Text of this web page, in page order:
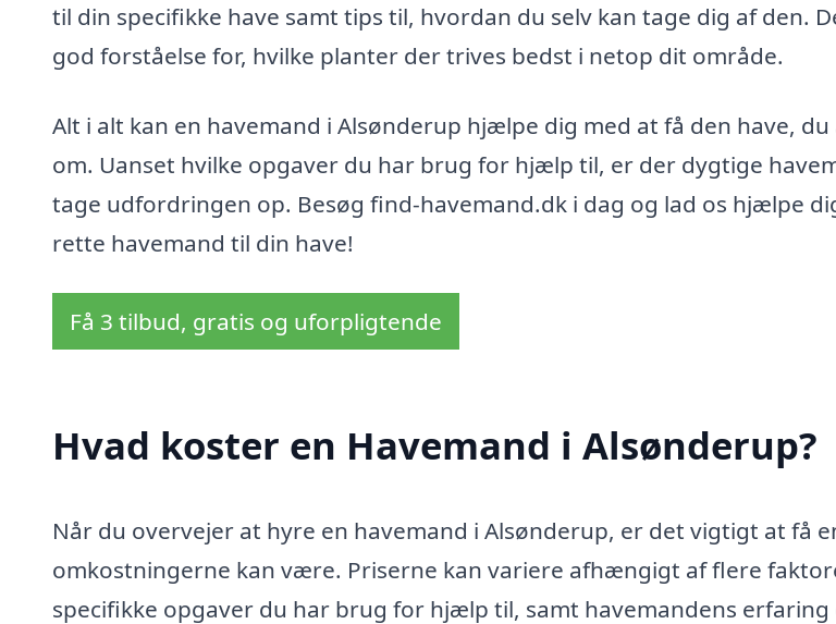
til din specifikke have samt tips til, hvordan du selv kan tage dig af den.
god forståelse for, hvilke planter der trives bedst i netop dit område.
Alt i alt kan en havemand i Alsønderup hjælpe dig med at få den have,
om. Uanset hvilke opgaver du har brug for hjælp til, er der dygtige
tage udfordringen op. Besøg find-havemand.dk i dag og lad os hjælpe
rette havemand til din have!
Få 3 tilbud, gratis og uforpligtende
Hvad koster en Havemand i Alsønderup?
Når du overvejer at hyre en havemand i Alsønderup, er det vigtigt at få
omkostningerne kan være. Priserne kan variere afhængigt af flere
specifikke opgaver du har brug for hjælp til, samt havemandens erfaring